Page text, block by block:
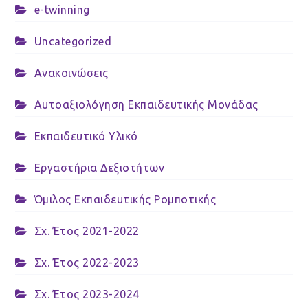
e-twinning
Uncategorized
Ανακοινώσεις
Αυτοαξιολόγηση Εκπαιδευτικής Μονάδας
Εκπαιδευτικό Υλικό
Εργαστήρια Δεξιοτήτων
Όμιλος Εκπαιδευτικής Ρομποτικής
Σχ. Έτος 2021-2022
Σχ. Έτος 2022-2023
Σχ. Έτος 2023-2024